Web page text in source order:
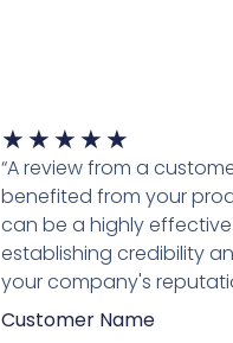
★ ★ ★ ★ ★
5
van
5
“A review from a
benefited from your
can be a highly
establishing credibility
your company's
Customer Name